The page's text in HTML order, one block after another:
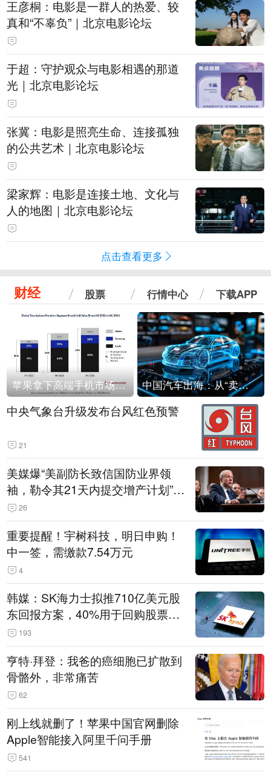
王彦桐：电影是一群人的热爱、较
真和“不辜负”｜北京电影论坛
于超：守护观众与电影相遇的那道
光｜北京电影论坛
张冀：电影是照亮生命、连接孤独
的公共艺术｜北京电影论坛
梁家辉：电影是连接土地、文化与
人的地图｜北京电影论坛
点击查看更多
财经 股票 行情中心 下载APP
苹果拿下高端手机市场65%的份额：iPhone 17系列功不可没 中国汽车出海：从“卖出去”到“走进去”
中央气象台升级发布台风红色预警
21
美媒爆“美副防长致信国防业界领
袖，勒令其21天内提交增产计划”，
五角大楼回应
26
重要提醒！宇树科技，明日申购！
中一签，需缴款7.54万元
4
韩媒：SK海力士拟推710亿美元股
东回报方案，40%用于回购股票，
相当于美股发行规模
193
亨特·拜登：我爸的癌细胞已扩散到
骨骼外，非常痛苦
62
刚上线就删了！苹果中国官网删除
Apple智能接入阿里千问手册
541